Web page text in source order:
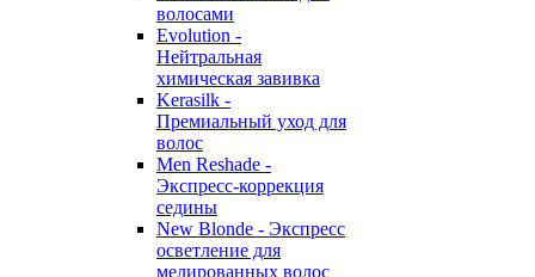
волосами
Evolution -
Нейтральная
химическая завивка
Kerasilk -
Премиальный уход для
волос
Men Reshade -
Экспресс-коррекция
седины
New Blonde - Экспресс
осветление для
мелированных волос